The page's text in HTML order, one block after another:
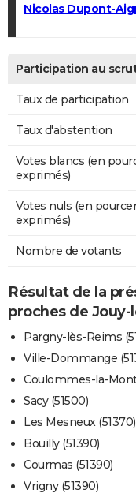
Nicolas Dupont-
Participation au
Taux de participation
Taux d'abstention
Votes blancs (en
exprimés)
Votes nuls (en
exprimés)
Nombre de votants
Résultat de la
proches de Jouy-
Pargny-lès-Reims
Ville-Dommange
Coulommes-la-
Sacy (51500)
Les Mesneux (51370)
Bouilly (51390)
Courmas (51390)
Vrigny (51390)